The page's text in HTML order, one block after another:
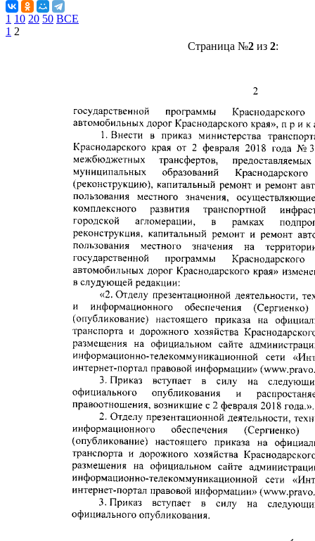
1 10 20 50 ВСЕ
1 2
Страница №2из 2: